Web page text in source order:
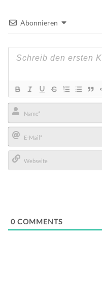
Abonnieren
Name*
E-
Mail*
0 COMMENTS